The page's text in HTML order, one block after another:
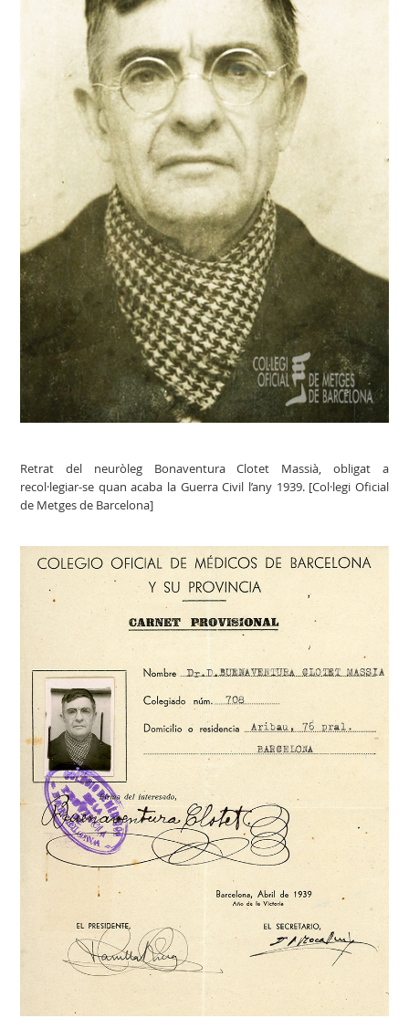
Retrat del neuròleg Bonaventura Clotet Massià, obligat a
recol·legiar-se quan acaba la Guerra Civil l’any 1939. [Col·legi Oficial
de Metges de Barcelona]